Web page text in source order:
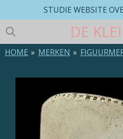
direct
naar
de
hoofdinhoud
DE
STUDIE WEBSITE
HOME » MERKEN »